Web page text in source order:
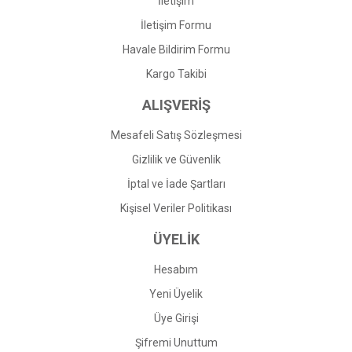
Gönder
İletişim Formu
Havale Bildirim Formu
Kargo Takibi
ALIŞVERİŞ
Mesafeli Satış Sözleşmesi
Gizlilik ve Güvenlik
İptal ve İade Şartları
Kişisel Veriler Politikası
ÜYELİK
Hesabım
Yeni Üyelik
Üye Girişi
Şifremi Unuttum